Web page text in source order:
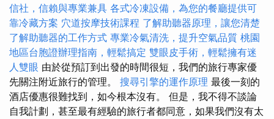
信社，信賴與專業兼具 各式冷凍設備，為您的餐廳提供可
靠冷藏方案 穴道按摩技術課程 了解助聽器原理，讓您清楚
了解助聽器的工作方式 專業冷氣清洗，提升空氣品質 桃園
地區台胞證辦理指南，輕鬆搞定 雙眼皮手術，輕鬆擁有迷
人雙眼 由於從預訂到出發的時間很短，我們的旅行專家優
先關注附近旅行的管理。 搜尋引擎的運作原理 最後一刻的
酒店優惠很難找到，如今根本沒有。 但是，我不得不談論
自我計劃，甚至最有經驗的旅行者都同意，如果我們沒有太